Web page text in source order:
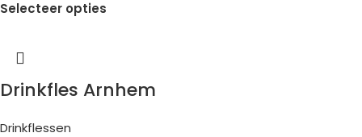
Selecteer opties
Drinkfles Arnhem
Drinkflessen